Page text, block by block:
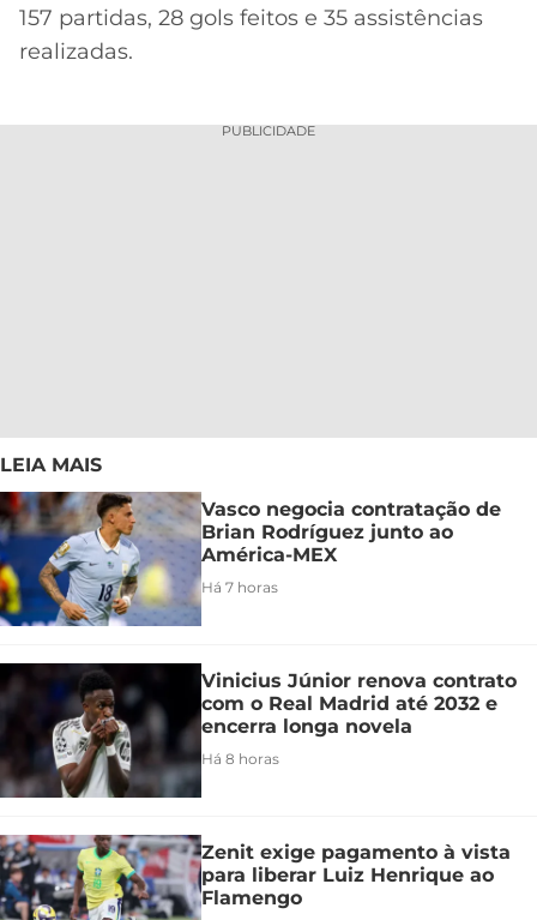
157 partidas, 28 gols feitos e 35 assistências
realizadas.
PUBLICIDADE
LEIA MAIS
Vasco negocia contratação de
Brian Rodríguez junto ao
América-MEX
Há 7 horas
Vinicius Júnior renova contrato
com o Real Madrid até 2032 e
encerra longa novela
Há 8 horas
Zenit exige pagamento à vista
para liberar Luiz Henrique ao
Flamengo